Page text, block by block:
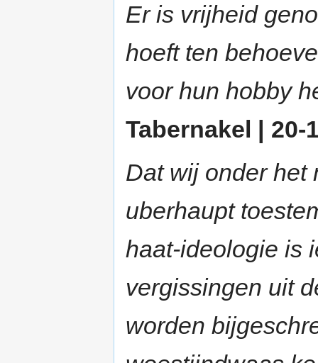
Er is vrijheid
hoeft ten
voor hun hobby
Tabernakel | 20-
Dat wij onder het
uberhaupt
haat-ideologie is
vergissingen uit
worden